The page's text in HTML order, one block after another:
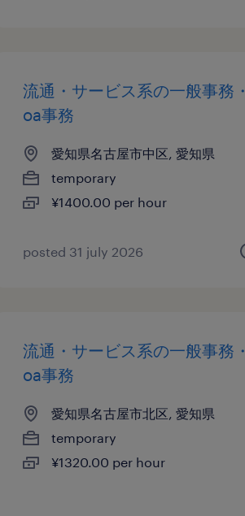
流通・サービス系の一般事務・
oa事務
愛知県名古屋市中区, 愛知県
temporary
¥1400.00 per hour
posted 31 july 2026
流通・サービス系の一般事務・
oa事務
愛知県名古屋市北区, 愛知県
temporary
¥1320.00 per hour